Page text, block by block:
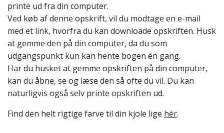
printe ud fra din computer.
Ved køb af denne opskrift, vil du modtage en e-mail
med et link, hvorfra du kan downloade opskriften. Husk
at gemme den på din computer, da du som
udgangspunkt kun kan hente bogen én gang.
Har du husket at gemme opskriften på din computer,
kan du åbne, se og læse den så ofte du vil. Du kan
naturligvis også selv printe opskriften ud.
Find den helt rigtige farve til din kjole lige hér.